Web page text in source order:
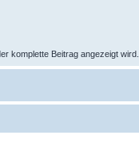
komplette Beitrag angezeigt wird.